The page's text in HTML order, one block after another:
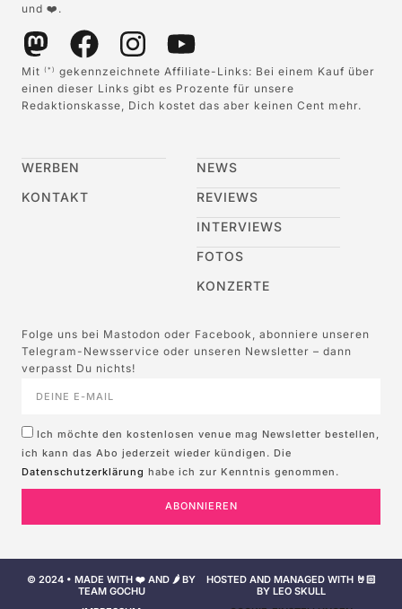
und ❤️.
Mit (*)
gekennzeichnete Affiliate-Links: Bei einem Kauf über
einen dieser Links gibt es Prozente für unsere
Redaktionskasse, Dich kostet das aber keinen Cent mehr.
WERBEN
KONTAKT
NEWS
REVIEWS
INTERVIEWS
FOTOS
KONZERTE
Folge uns bei Mastodon oder Facebook, abonniere unseren
Telegram-Newsservice oder unseren Newsletter – dann
verpasst Du nichts!
Ich möchte den kostenlosen venue mag Newsletter bestellen,
ich kann das Abo jederzeit wieder kündigen. Die
Datenschutzerklärung habe ich zur Kenntnis genommen.
ABONNIEREN
© 2024 • MADE WITH ❤️ AND 🌶️ BY
TEAM GOCHU
HOSTED AND MANAGED WITH 🤘🏻
BY LEO SKULL